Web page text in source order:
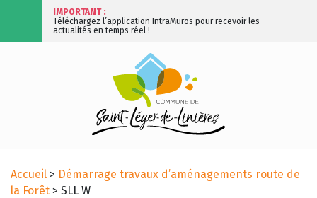
IMPORTANT :
Téléchargez l’application IntraMuros pour recevoir les
actualités en temps réel !
Accueil > Démarrage travaux d’aménagements route de
la Forêt > SLL W